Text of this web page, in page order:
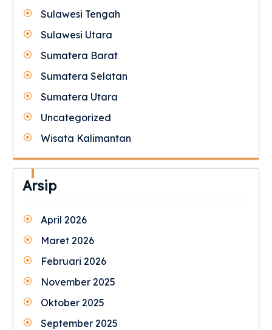
Sulawesi Tengah
Sulawesi Utara
Sumatera Barat
Sumatera Selatan
Sumatera Utara
Uncategorized
Wisata Kalimantan
Arsip
April 2026
Maret 2026
Februari 2026
November 2025
Oktober 2025
September 2025